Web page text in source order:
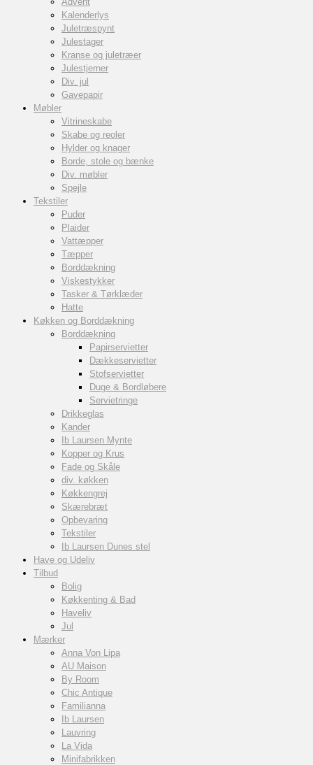
Kalenderlys
Juletræspynt
Julestager
Kranse og juletræer
Julestjerner
Div. jul
Gavepapir
Møbler
Vitrineskabe
Skabe og reoler
Hylder og knager
Borde, stole og bænke
Div. møbler
Spejle
Tekstiler
Puder
Plaider
Vattæpper
Tæpper
Borddækning
Viskestykker
Tasker & Tørklæder
Hatte
Køkken og Borddækning
Borddækning
Papirservietter
Dækkeservietter
Stofservietter
Duge & Bordløbere
Servietringe
Drikkeglas
Kander
Ib Laursen Mynte
Kopper og Krus
Fade og Skåle
div. køkken
Køkkengrej
Skærebræt
Opbevaring
Tekstiler
Ib Laursen Dunes stel
Have og Udeliv
Tilbud
Bolig
Køkkenting & Bad
Haveliv
Jul
Mærker
Anna Von Lipa
AU Maison
By Room
Chic Antique
Familianna
Ib Laursen
Lauvring
La Vida
Minifabrikken